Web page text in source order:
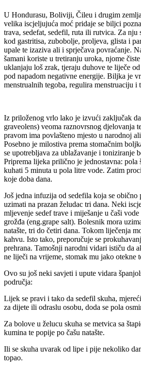
U Hondurasu, Boliviji, Čileu i drugim
velika iscjeljujuća moć pridaje se biljci
trava, sedefat, sedefil, ruta ili rutvica. Za nju
kod gastritisa, zubobolje, proljeva, glista i
upale te izaziva ali i sprječava povraćanje.
šamani koriste u tretiranju uroka, njome
uklanjaju loš zrak, tjeraju duhove te liječe
pod napadom negativne energije. Biljka je
menstrualnih tegoba, regulira menstruaciju i
Iz priloženog vrlo lako je izvući zaključak
graveolens) veoma raznovrsnog djelovanja
pravom ima povlašteno mjesto u narodnoj
Posebno je milostiva prema stomačnim
se upotrebljava za ublažavanje i toniziranje
Priprema lijeka prilično je jednostavna: pola
kuhati 5 minuta u pola litre vode. Zatim
koje doba dana.
Još jedna infuzija od sedefila koja se obično
uzimati na prazan želudac tri dana. Neki
mljevenje sedef trave i miješanje u čaši
grožđa (eng.grape salt). Bolesnik mora
natašte, tri do četiri dana. Tokom liječenja
kahvu. Isto tako, preporučuje se
prehrana. Tamošnji narodni vidari ističu da
ne liječi na vrijeme, stomak mu jako otekne
Ovo su još neki savjeti i upute vidara
područja:
Lijek se pravi i tako da sedefil skuha,
za dijete ili odraslu osobu, doda se pola
Za bolove u želucu skuha se metvica sa
kumina te popije po čašu natašte.
Ili se skuha uvarak od lipe i pije nekoliko
topao.